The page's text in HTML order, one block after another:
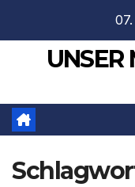
springenUNSER